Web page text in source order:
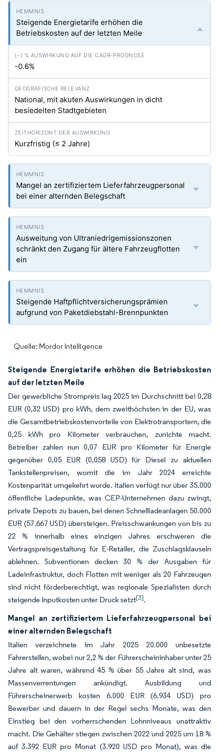
Steigende Energietarife erhöhen die
Betriebskosten auf der letzten Meile
-0.6%
National, mit akuten Auswirkungen in dicht
besiedelten Stadtgebieten
Kurzfristig (≤ 2 Jahre)
Mangel an zertifiziertem Lieferfahrzeugpersonal
bei einer alternden Belegschaft
Ausweitung von Ultraniedrigemissionszonen
schränkt den Zugang für ältere Fahrzeugflotten
ein
Steigende Haftpflichtversicherungsprämien
aufgrund von Paketdiebstahl-Brennpunkten
Quelle: Mordor Intelligence
Steigende Energietarife erhöhen die Betriebskosten
auf der letzten Meile
Der gewerbliche Strompreis lag 2025 im Durchschnitt bei 0,28
EUR (0,32 USD) pro kWh, dem zweithöchsten in der EU, was
die Gesamtbetriebskostenvorteile von Elektrotransportern, die
0,25 kWh pro Kilometer verbrauchen, zunichte macht.
Betreiber zahlen nun 0,07 EUR pro Kilometer für Energie
gegenüber 0,05 EUR (0,058 USD) für Diesel zu aktuellen
Tankstellenpreisen, womit die im Jahr 2024 erreichte
Kostenparität umgekehrt wurde. Italien verfügt nur über 35.000
öffentliche Ladepunkte, was CEP-Unternehmen dazu zwingt,
private Depots zu bauen, bei denen Schnellladeanlagen 50.000
EUR (57.667 USD) übersteigen. Preisschwankungen von bis zu
22 % innerhalb eines einzigen Jahres erschweren die
Vertragspreisgestaltung für E-Retailer, die Zuschlagsklauseln
ablehnen. Subventionen decken 30 % der Ausgaben für
Ladeinfrastruktur, doch Flotten mit weniger als 20 Fahrzeugen
sind nicht förderberechtigt, was regionale Spezialisten durch
steigende Inputkosten unter Druck setzt[3].
Mangel an zertifiziertem Lieferfahrzeugpersonal bei
einer alternden Belegschaft
Italien verzeichnete im Jahr 2025 20.000 unbesetzte
Fahrerstellen, wobei nur 2,2 % der Führerscheininhaber unter 25
Jahre alt waren, während 45 % über 55 Jahre alt sind, was
Massenverrentungen ankündigt. Ausbildung und
Führerscheinerwerb kosten 6.000 EUR (6.934 USD) pro
Bewerber und dauern in der Regel sechs Monate, was den
Einstieg bei den vorherrschenden Lohnniveaus unattraktiv
macht. Die Gehälter stiegen zwischen 2022 und 2025 um 18 %
auf 3.392 EUR pro Monat (3.920 USD pro Monat), was die